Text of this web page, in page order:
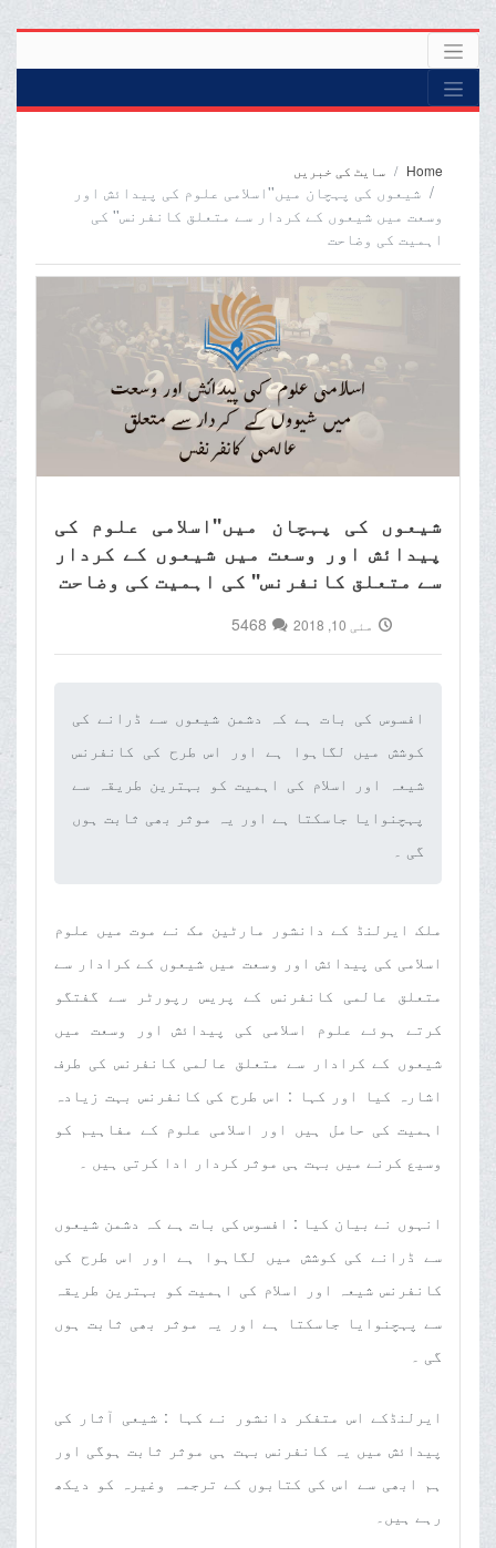
Home سایٹ کی خبریں
شیعوں کی پہچان میں''اسلامی علوم کی پیدائش اور
وسعت میں شیعوں کے کردار سے متعلق کانفرنس'' کی
اہمیت کی وضاحت
شیعوں کی پہچان میں''اسلامی علوم کی
پیدائش اور وسعت میں شیعوں کے کردار
سے متعلق کانفرنس'' کی اہمیت کی وضاحت
مئی 10, 2018 5468
افسوس کی بات ہے کہ دشمن شیعوں سے ڈرانے کی
کوشش میں لگاہوا ہے اور اس طرح کی کانفرنس
شیعہ اور اسلام کی اہمیت کو بہترین طریقہ سے
پہچنوایا جاسکتا ہے اور یہ موثر بھی ثابت ہوں
گی ۔‌
ملک ایرلنڈ کے دانشور مارٹین مک نے موت میں علوم
اسلامی کی پیدائش اور وسعت میں شیعوں کے کرادار سے
متعلق عالمی کانفرنس کے پریس رپورٹر سے گفتگو
کرتے ہوئے علوم اسلامی کی پیدائش اور وسعت میں
شیعوں کے کرادار سے متعلق عالمی کانفرنس کی طرف
اشارہ کیا اور کہا : اس طرح کی کانفرنس بہت زیادہ
اہمیت کی حامل ہیں اور اسلامی علوم کے مفاہیم کو
وسیع کرنے میں بہت ہی موثر کردار ادا کرتی ہیں ۔
انہوں نے بیان کیا : افسوس کی بات ہے کہ دشمن شیعوں
سے ڈرانے کی کوشش میں لگاہوا ہے اور اس طرح کی
کانفرنس شیعہ اور اسلام کی اہمیت کو بہترین طریقہ
سے پہچنوایا جاسکتا ہے اور یہ موثر بھی ثابت ہوں
گی ۔
ایرلنڈکے اس متفکر دانشور نے کہا : شیعی آثار کی
پیدائش میں یہ کانفرنس بہت ہی موثر ثابت ہوگی اور
ہم ابھی سے اس کی کتابوں کے ترجمہ وغیرہ کو دیکھ
رہے ہیں۔